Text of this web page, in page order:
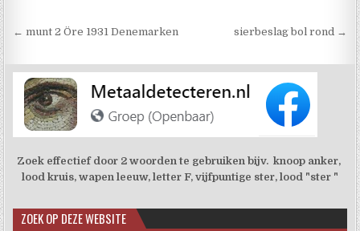
Berichtnavigatie
← munt 2 Öre 1931 Denemarken sierbeslag bol rond →
Zoek effectief door 2 woorden te gebruiken bijv. knoop anker,
lood kruis, wapen leeuw, letter F, vijfpuntige ster, lood "ster "
ZOEK OP DEZE WEBSITE